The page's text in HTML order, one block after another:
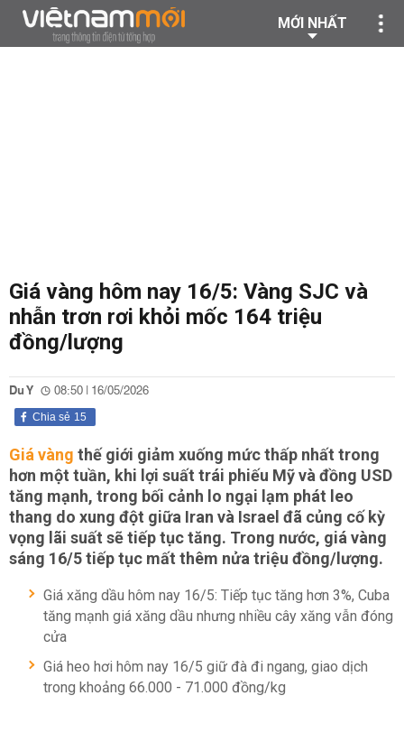
MỚI NHẤT
Giá vàng hôm nay 16/5: Vàng SJC và
nhẫn trơn rơi khỏi mốc 164 triệu
đồng/lượng
Du Y 08:50 | 16/05/2026
15
Chia sẻ
Giá vàng thế giới giảm xuống mức thấp nhất trong
hơn một tuần, khi lợi suất trái phiếu Mỹ và đồng USD
tăng mạnh, trong bối cảnh lo ngại lạm phát leo
thang do xung đột giữa Iran và Israel đã củng cố kỳ
vọng lãi suất sẽ tiếp tục tăng. Trong nước, giá vàng
sáng 16/5 tiếp tục mất thêm nửa triệu đồng/lượng.
Giá xăng dầu hôm nay 16/5: Tiếp tục tăng hơn 3%, Cuba
tăng mạnh giá xăng dầu nhưng nhiều cây xăng vẫn đóng
cửa
Giá heo hơi hôm nay 16/5 giữ đà đi ngang, giao dịch
trong khoảng 66.000 - 71.000 đồng/kg